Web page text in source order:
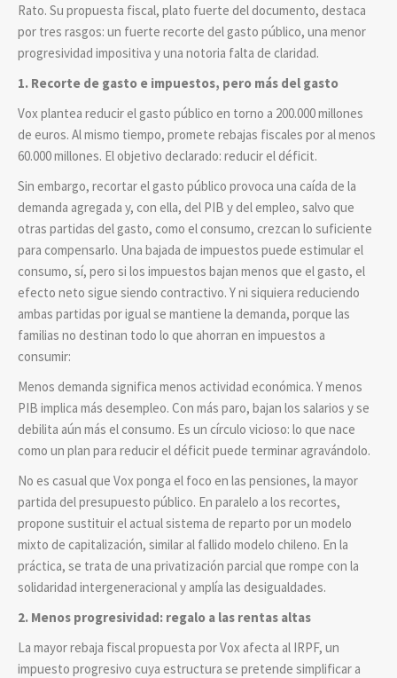
Rato. Su propuesta fiscal, plato fuerte del documento, destaca
por tres rasgos: un fuerte recorte del gasto público, una menor
progresividad impositiva y una notoria falta de claridad.
1. Recorte de gasto e impuestos, pero más del gasto
Vox plantea reducir el gasto público en torno a 200.000 millones
de euros. Al mismo tiempo, promete rebajas fiscales por al menos
60.000 millones. El objetivo declarado: reducir el déficit.
Sin embargo, recortar el gasto público provoca una caída de la
demanda agregada y, con ella, del PIB y del empleo, salvo que
otras partidas del gasto, como el consumo, crezcan lo suficiente
para compensarlo. Una bajada de impuestos puede estimular el
consumo, sí, pero si los impuestos bajan menos que el gasto, el
efecto neto sigue siendo contractivo. Y ni siquiera reduciendo
ambas partidas por igual se mantiene la demanda, porque las
familias no destinan todo lo que ahorran en impuestos a
consumir:
Menos demanda significa menos actividad económica. Y menos
PIB implica más desempleo. Con más paro, bajan los salarios y se
debilita aún más el consumo. Es un círculo vicioso: lo que nace
como un plan para reducir el déficit puede terminar agravándolo.
No es casual que Vox ponga el foco en las pensiones, la mayor
partida del presupuesto público. En paralelo a los recortes,
propone sustituir el actual sistema de reparto por un modelo
mixto de capitalización, similar al fallido modelo chileno. En la
práctica, se trata de una privatización parcial que rompe con la
solidaridad intergeneracional y amplía las desigualdades.
2. Menos progresividad: regalo a las rentas altas
La mayor rebaja fiscal propuesta por Vox afecta al IRPF, un
impuesto progresivo cuya estructura se pretende simplificar a